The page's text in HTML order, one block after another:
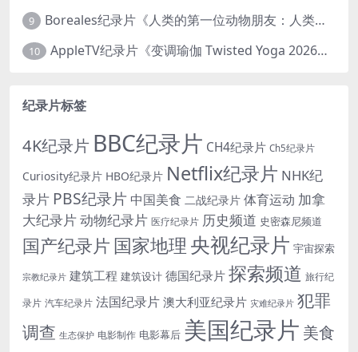
9 Boreales纪录片《人类的第一位动物朋友：人类和狗的神奇故事 Man’s First Friend 2018》英语中英双字 1080P/MP4/1.8G 狗的神奇故事
10 AppleTV纪录片《变调瑜伽 Twisted Yoga 2026》全3集 英语中英双字 无水印纯净版 1080P/MKV/10G 瑜伽大师背后的真相
纪录片标签
4K纪录片 BBC纪录片 CH4纪录片 Ch5纪录片
Curiosity纪录片 HBO纪录片 Netflix纪录片 NHK纪
录片 PBS纪录片 中国美食 二战纪录片 体育运动 加拿
大纪录片动物纪录片 医疗纪录片 历史频道 史密森尼频道
国产纪录片 国家地理 央视纪录片 宇宙探索
宗教纪录片 建筑工程 建筑设计 德国纪录片 探索频道 旅行纪
录片 汽车纪录片 法国纪录片 澳大利亚纪录片 灾难纪录片 犯罪
调查 生态保护 电影制作 电影幕后 美国纪录片 美食